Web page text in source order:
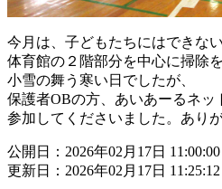
今月は、子どもたちにはできない
体育館の２階部分を中心に掃除
小雪の舞う寒い日でしたが、
保護者OBの方、あいあーるネッ
参加してくださいました。あり
公開日：2026年02月17日 11:00:00
更新日：2026年02月17日 11:25:12